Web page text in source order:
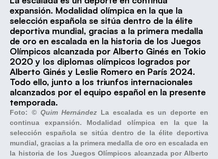
expansión. Modalidad olímpica en la que la
selección española se sitúa dentro de la élite
deportiva mundial, gracias a la primera medalla
de oro en escalada en la historia de los Juegos
Olímpicos alcanzada por Alberto Ginés en Tokio
2020 y los diplomas olímpicos logrados por
Alberto Ginés y Leslie Romero en París 2024.
Todo ello, junto a los triunfos internacionales
alcanzados por el equipo español en la presente
temporada.
Foto: © Quim Hernández La escalada es un deporte en
continua expansión. Modalidad olímpica en la que la
selección española se sitúa dentro de la élite deportiva
mundial, gracias a la primera medalla de oro en escalada en
la historia de los Juegos Olímpicos alcanzada por Alberto